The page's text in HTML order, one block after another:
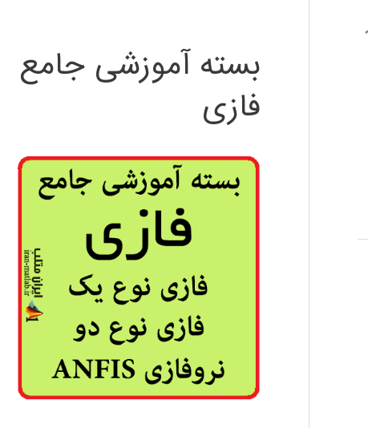
بسته آموزشی جامع
فازی